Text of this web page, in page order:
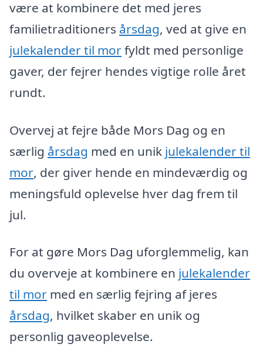
være at kombinere det med jeres
familietraditioners årsdag, ved at give en
julekalender til morfyldt med personlige
gaver, der fejrer hendes vigtige rolle året
rundt.
Overvej at fejre både Mors Dag og en
særlig årsdag med en unik julekalender til
mor, der giver hende en mindeværdig og
meningsfuld oplevelse hver dag frem til
jul.
For at gøre Mors Dag uforglemmelig, kan
du overveje at kombinere en julekalender
til mor med en særlig fejring af jeres
årsdag, hvilket skaber en unik og
personlig gaveoplevelse.